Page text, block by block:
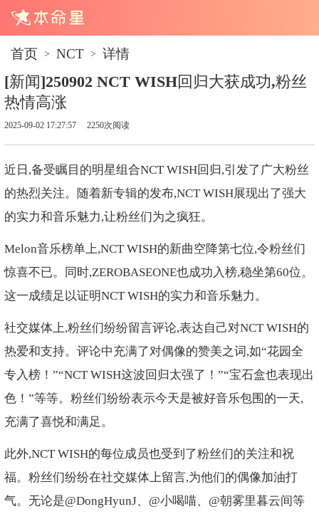
首页 > NCT > 详情
[新闻]250902 NCT WISH回归大获成功,粉丝
热情高涨
2025-09-02 17:27:57 2250次阅读
近日,备受瞩目的明星组合NCT WISH回归,引发了广大粉丝
的热烈关注。随着新专辑的发布,NCT WISH展现出了强大
的实力和音乐魅力,让粉丝们为之疯狂。
Melon音乐榜单上,NCT WISH的新曲空降第七位,令粉丝们
惊喜不已。同时,ZEROBASEONE也成功入榜,稳坐第60位。
这一成绩足以证明NCT WISH的实力和音乐魅力。
社交媒体上,粉丝们纷纷留言评论,表达自己对NCT WISH的
热爱和支持。评论中充满了对偶像的赞美之词,如“花园全
专入榜！”“NCT WISH这波回归太强了！”“宝石盒也表现出
色！”等等。粉丝们纷纷表示今天是被好音乐包围的一天,
充满了喜悦和满足。
此外,NCT WISH的每位成员也受到了粉丝们的关注和祝
福。粉丝们纷纷在社交媒体上留言,为他们的偶像加油打
气。无论是@DongHyunJ、@小喝喵、@朝雾里暮云间等